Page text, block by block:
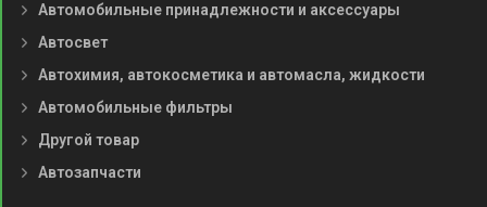
Автомобильные принадлежности и аксессуары
Автосвет
Автохимия, автокосметика и автомасла, жидкости
Автомобильные фильтры
Другой товар
Автозапчасти